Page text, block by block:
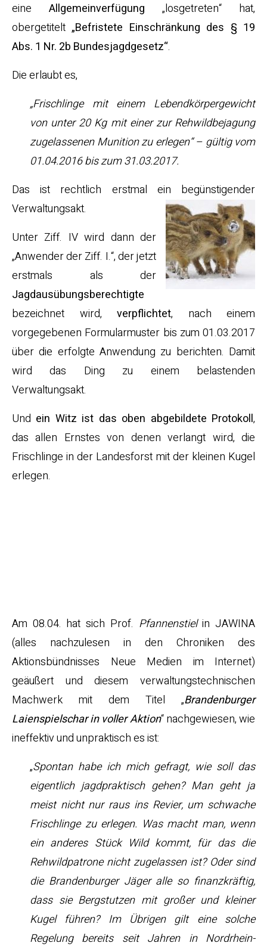
eine Allgemeinverfügung „losgetreten“ hat,
obergetitelt„Befristete Einschränkung des § 19
Abs. 1 Nr. 2b Bundesjagdgesetz“.
Die erlaubt es,
„Frischlinge mit einem Lebendkörpergewicht
von unter 20 Kg mit einer zur Rehwildbejagung
zugelassenen Munition zu erlegen“ – gültig vom
01.04.2016 bis zum 31.03.2017.
Das ist rechtlich erstmal ein begünstigender
Verwaltungsakt.
Unter Ziff. IV wird dann der
„Anwender der Ziff. I.“, der jetzt
erstmals als der
Jagdausübungsberechtigte
bezeichnet wird, verpflichtet, nach einem
vorgegebenen Formularmuster bis zum 01.03.2017
über die erfolgte Anwendung zu berichten. Damit
wird das Ding zu einem belastenden
Verwaltungsakt.
Und ein Witz ist das oben abgebildete Protokoll,
das allen Ernstes von denen verlangt wird, die
Frischlinge in der Landesforst mit der kleinen Kugel
erlegen.
Am 08.04. hat sich Prof. Pfannenstielin JAWINA
(alles nachzulesen in den Chroniken des
Aktionsbündnisses Neue Medien im Internet)
geäußert und diesem verwaltungstechnischen
Machwerk mit dem Titel „Brandenburger
Laienspielschar in voller Aktion“ nachgewiesen, wie
ineffektiv und unpraktisch es ist:
„Spontan habe ich mich gefragt, wie soll das
eigentlich jagdpraktisch gehen? Man geht ja
meist nicht nur raus ins Revier, um schwache
Frischlinge zu erlegen. Was macht man, wenn
ein anderes Stück Wild kommt, für das die
Rehwildpatrone nicht zugelassen ist? Oder sind
die Brandenburger Jäger alle so finanzkräftig,
dass sie Bergstutzen mit großer und kleiner
Kugel führen? Im Übrigen gilt eine solche
Regelung bereits seit Jahren in Nordrhein-